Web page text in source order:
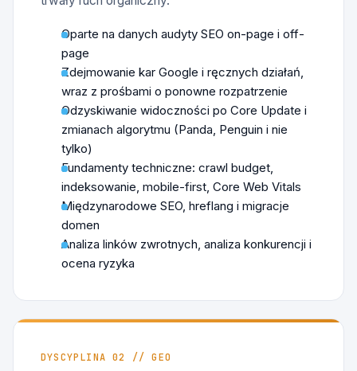
Oparte na danych audyty SEO on-page i off-
page
Zdejmowanie kar Google i ręcznych działań,
wraz z prośbami o ponowne rozpatrzenie
Odzyskiwanie widoczności po Core Update i
zmianach algorytmu (Panda, Penguin i nie
tylko)
Fundamenty techniczne: crawl budget,
indeksowanie, mobile-first, Core Web Vitals
Międzynarodowe SEO, hreflang i migracje
domen
Analiza linków zwrotnych, analiza konkurencji i
ocena ryzyka
DYSCYPLINA 02 // GEO